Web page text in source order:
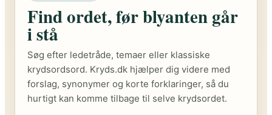
Find ordet, før blyanten går
i stå
Søg efter ledetråde, temaer eller klassiske
krydsordsord. Kryds.dk hjælper dig videre med
forslag, synonymer og korte forklaringer, så du
hurtigt kan komme tilbage til selve krydsordet.